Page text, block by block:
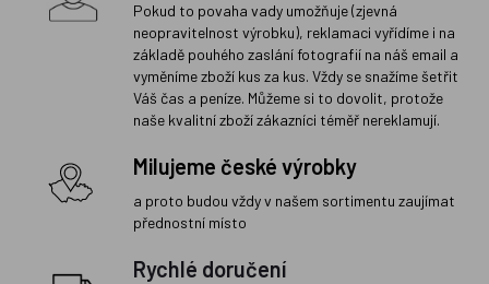
Pokud to povaha vady umožňuje (zjevná
neopravitelnost výrobku), reklamaci vyřídíme i na
základě pouhého zaslání fotografií na náš email a
vyměníme zboží kus za kus. Vždy se snažíme šetřit
Váš čas a peníze. Můžeme si to dovolit, protože
naše kvalitní zboží zákazníci téměř nereklamují.
Milujeme české výrobky
a proto budou vždy v našem sortimentu zaujímat
přednostní místo
Rychlé doručení